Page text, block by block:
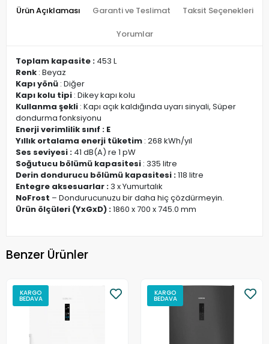
Ürün Açıklaması Garanti ve Teslimat Taksit Seçenekleri
Yorumlar
Toplam kapasite : 453 L
Renk : Beyaz
Kapı yönü : Diğer
Kapı kolu tipi : Dikey kapı kolu
Kullanma şekli : Kapı açık kaldığında uyarı sinyali, Süper
dondurma fonksiyonu
Enerji verimlilik sınıf : E
Yıllık ortalama enerji tüketim : 268 kWh/yıl
Ses seviyesi : 41 dB(A) re 1 pW
Soğutucu bölümü kapasitesi : 335 litre
Derin dondurucu bölümü kapasitesi :118 litre
Entegre aksesuarlar :3 x Yumurtalık
NoFrost – Dondurucunuzu bir daha hiç çözdürmeyin.
Ürün ölçüleri (YxGxD) :1860 x 700 x 745.0 mm
Benzer Ürünler
KARGO
BEDAVA
KARGO
BEDAVA